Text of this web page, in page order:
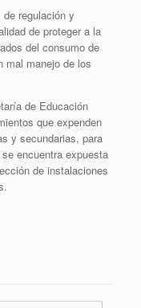
regulación y
de proteger a la
del consumo de
mal manejo de los
de Educación
que expenden
y secundarias, para
encuentra expuesta
de instalaciones